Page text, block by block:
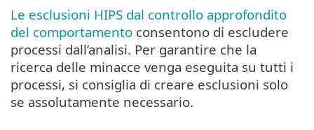
Le esclusioni HIPS dal controllo approfondito
del comportamento consentono di escludere
processi dall’analisi. Per garantire che la
ricerca delle minacce venga eseguita su tutti i
processi, si consiglia di creare esclusioni solo
se assolutamente necessario.